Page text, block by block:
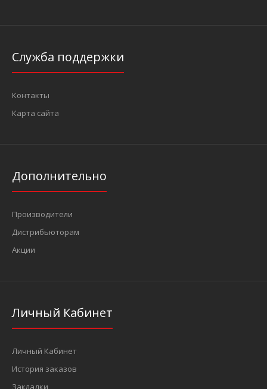
Служба поддержки
Контакты
Карта сайта
Дополнительно
Производители
Дистрибьюторам
Акции
Личный Кабинет
Личный Кабинет
История заказов
Закладки